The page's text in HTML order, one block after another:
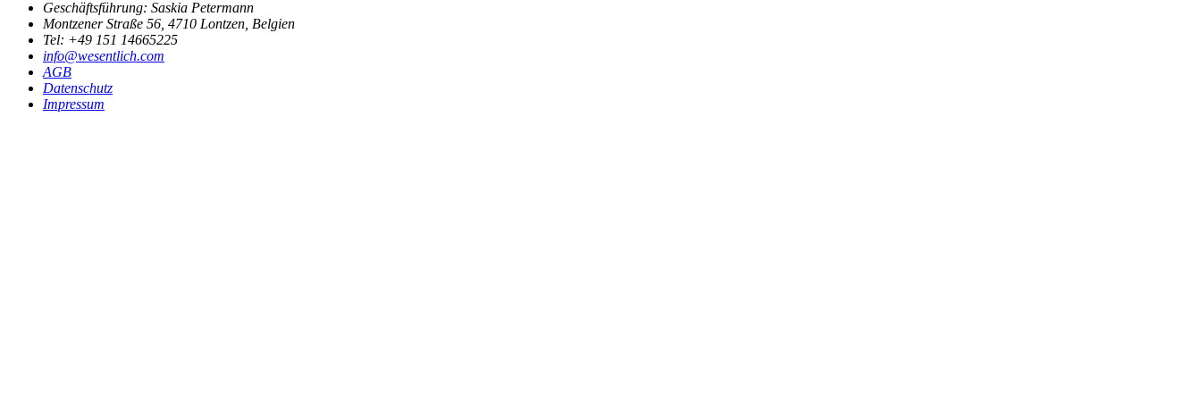
Geschäftsführung: Saskia Petermann
Montzener Straße 56 4710 Lontzen, Belgien
Tel: +49 151 14665225
info@wesentlich.com
AGB
Datenschutz
Impressum